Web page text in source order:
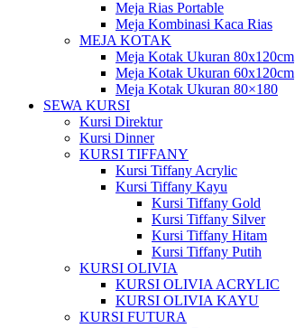
Meja Rias Portable
Meja Kombinasi Kaca Rias
MEJA KOTAK
Meja Kotak Ukuran 80x120cm
Meja Kotak Ukuran 60x120cm
Meja Kotak Ukuran 80×180
SEWA KURSI
Kursi Direktur
Kursi Dinner
KURSI TIFFANY
Kursi Tiffany Acrylic
Kursi Tiffany Kayu
Kursi Tiffany Gold
Kursi Tiffany Silver
Kursi Tiffany Hitam
Kursi Tiffany Putih
KURSI OLIVIA
KURSI OLIVIA ACRYLIC
KURSI OLIVIA KAYU
KURSI FUTURA